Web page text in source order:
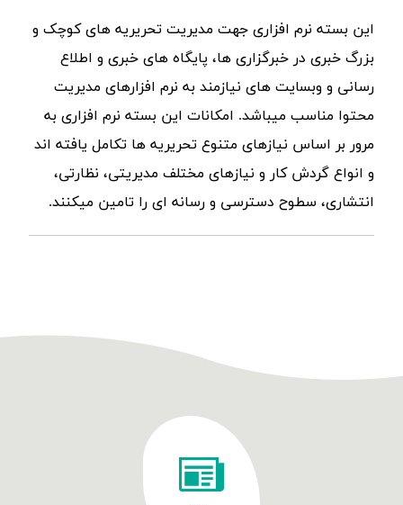
این بسته نرم افزاری جهت مدیریت تحریریه های کوچک و
بزرگ خبری در خبرگزاری ها، پایگاه های خبری و اطلاع
رسانی و وبسایت های نیازمند به نرم افزارهای مدیریت
محتوا مناسب میباشد. امکانات این بسته نرم افزاری به
مرور بر اساس نیازهای متنوع تحریریه ها تکامل یافته اند
و انواع گردش کار و نیازهای مختلف مدیریتی، نظارتی،
انتشاری، سطوح دسترسی و رسانه ای را تامین میکنند.